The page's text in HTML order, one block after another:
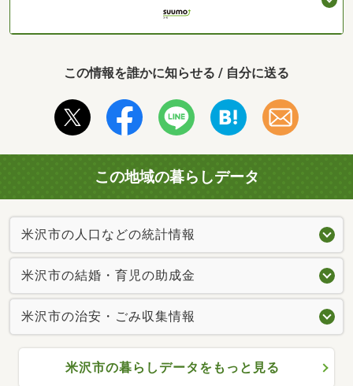
この情報を誰かに知らせる / 自分に送る
この地域の暮らしデータ
米沢市の人口などの統計情報
米沢市の結婚・育児の助成金
米沢市の治安・ごみ収集情報
米沢市の暮らしデータをもっと見る